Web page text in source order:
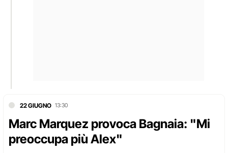
22 GIUGNO 13:30
Marc Marquez provoca Bagnaia: "Mi
preoccupa più Alex"